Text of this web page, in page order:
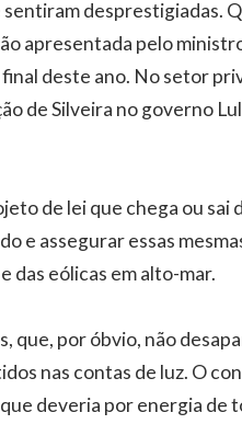
desprestigiadas.
apresentada pelo
deste ano. No setor
de Silveira no governo
de lei que chega ou sai
e assegurar essas
das eólicas em alto-mar.
que, por óbvio, não
nas contas de luz. O
deveria por energia de